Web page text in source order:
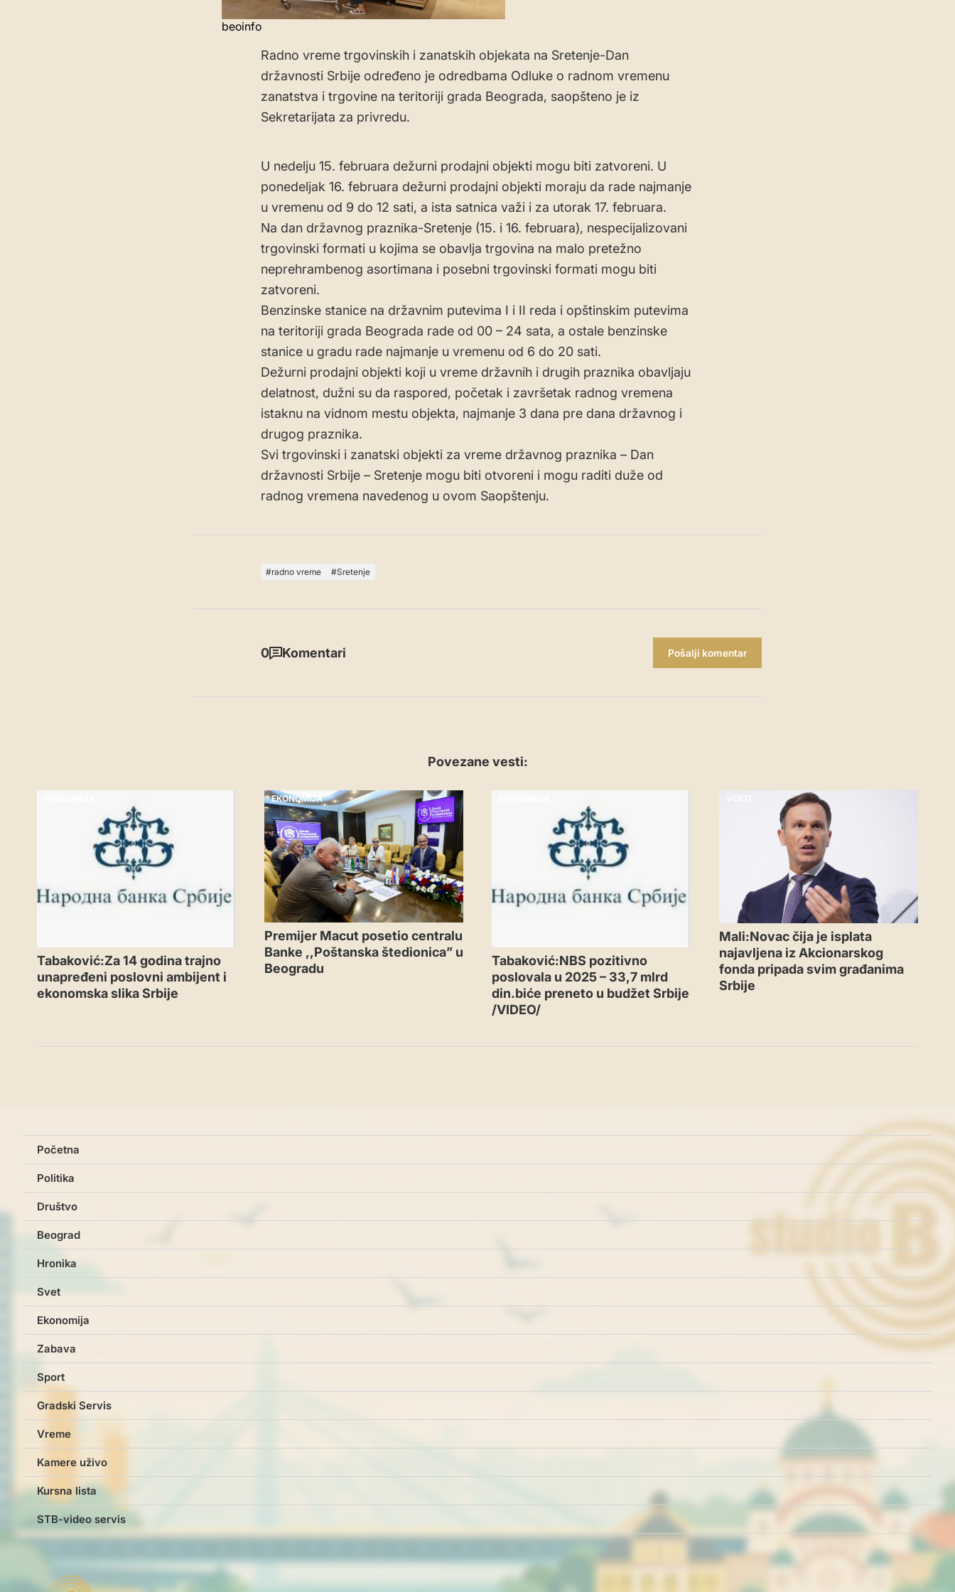
beoinfo
Radno vreme trgovinskih i zanatskih objekata na Sretenje-Dan
državnosti Srbije određeno je odredbama Odluke o radnom vremenu
zanatstva i trgovine na teritoriji grada Beograda, saopšteno je iz
Sekretarijata za privredu.
U nedelju 15. februara dežurni prodajni objekti mogu biti zatvoreni. U
ponedeljak 16. februara dežurni prodajni objekti moraju da rade najmanje
u vremenu od 9 do 12 sati, a ista satnica važi i za utorak 17. februara.
Na dan državnog praznika-Sretenje (15. i 16. februara), nespecijalizovani
trgovinski formati u kojima se obavlja trgovina na malo pretežno
neprehrambenog asortimana i posebni trgovinski formati mogu biti
zatvoreni.
Benzinske stanice na državnim putevima I i II reda i opštinskim putevima
na teritoriji grada Beograda rade od 00 – 24 sata, a ostale benzinske
stanice u gradu rade najmanje u vremenu od 6 do 20 sati.
Dežurni prodajni objekti koji u vreme državnih i drugih praznika obavljaju
delatnost, dužni su da raspored, početak i završetak radnog vremena
istaknu na vidnom mestu objekta, najmanje 3 dana pre dana državnog i
drugog praznika.
Svi trgovinski i zanatski objekti za vreme državnog praznika – Dan
državnosti Srbije – Sretenje mogu biti otvoreni i mogu raditi duže od
radnog vremena navedenog u ovom Saopštenju.
radno vreme Sretenje
0 Komentari Pošalji komentar
Povezane vesti:
Tabaković:Za 14 godina trajno
unapređeni poslovni ambijent i
ekonomska slika Srbije
EKONOMIJA
Premijer Macut posetio centralu
Banke ,,Poštanska štedionica” u
Beogradu
Tabaković:NBS pozitivno
poslovala u 2025 – 33,7 mlrd
din.biće preneto u budžet Srbije
/VIDEO/
Mali:Novac čija je isplata
najavljena iz Akcionarskog
fonda pripada svim građanima
Srbije
Početna
Politika
Društvo
Beograd
Hronika
Svet
Ekonomija
Zabava
Sport
Gradski Servis
Vreme
Kamere uživo
Kursna lista
STB-video servis